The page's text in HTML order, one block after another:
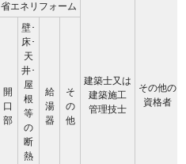
省エネリフォーム
建築士又は
建築施工
管理技士
その他の
資格者
開
口
部
壁･
床･
天
井･
屋
根
等
の
断
熱
給
湯
器
そ
の
他